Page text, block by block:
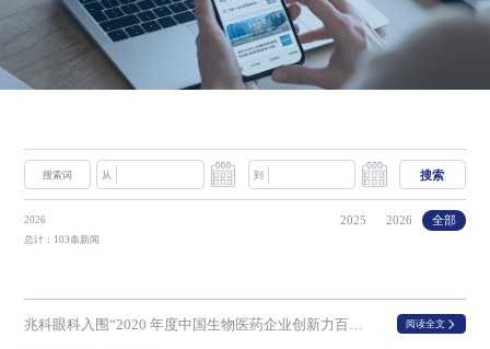
研发与生产 
战略合作
新闻中心
联系我们
从 到 搜索
2026 2025 2026 全部
总计：103条新闻
阅读全文